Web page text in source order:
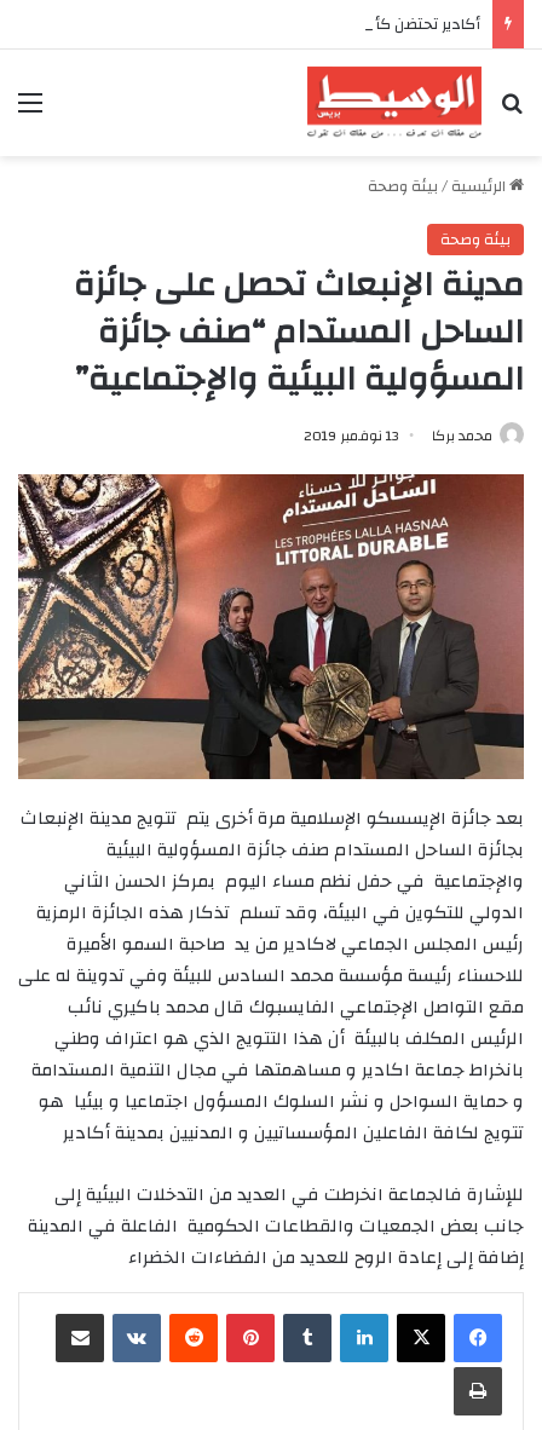
بحث عن
الرئيسية/بيئة وصحة
بيئة وصحة
مدينة الإنبعاث تحصل على جائزة
الساحل المستدام “صنف جائزة
المسؤولية البيئية والإجتماعية”
محمد بركا 13 نوفمبر 2019
بعد جائزة الإيسسكو الإسلامية مرة أخرى يتم تتويج مدينة الإنبعاث
بجائزة الساحل المستدام صنف جائزة المسؤولية البيئية
والإجتماعية في حفل نظم مساء اليوم بمركز الحسن الثاني
الدولي للتكوين في البيئة، وقد تسلم تذكار هذه الجائزة الرمزية
رئيس المجلس الجماعي لاكادير من يد صاحبة السمو الأميرة
للاحسناء رئيسة مؤسسة محمد السادس للبيئة وفي تدوينة له على
مقع التواصل الإجتماعي الفايسبوك قال محمد باكيري نائب
الرئيس المكلف بالبيئة أن هذا التتويج الذي هو اعتراف وطني
بانخراط جماعة اكادير و مساهمتها في مجال التنمية المستدامة
و حماية السواحل و نشر السلوك المسؤول اجتماعيا و بيئيا هو
تتويج لكافة الفاعلين المؤسساتيين و المدنيين بمدينة أكادير
للإشارة فالجماعة انخرطت في العديد من التدخلات البيئية إلى
جانب بعض الجمعيات والقطاعات الحكومية الفاعلة في المدينة
إضافة إلى إعادة الروح للعديد من الفضاءات الخضراء
لينكدإن بينتيريست
طباعة